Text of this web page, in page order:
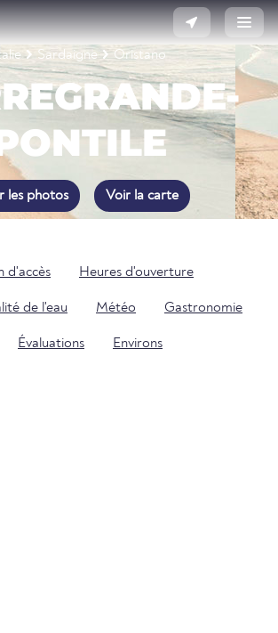
Sardaigne Oristano
les photos Voir la carte
d'accès Heures d'ouverture
de l'eau Météo Gastronomie
Évaluations Environs